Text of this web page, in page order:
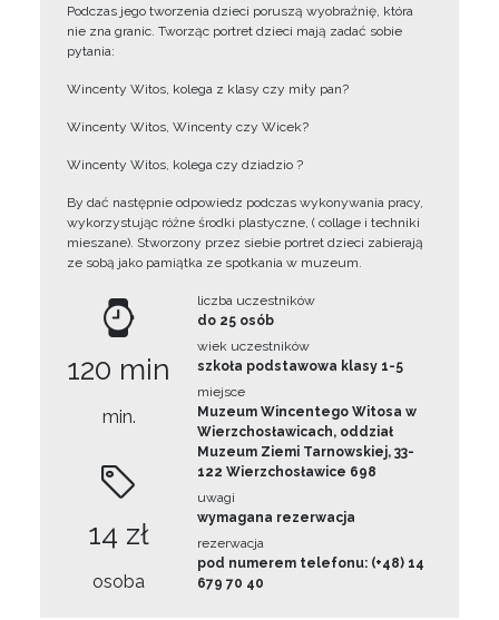
Podczas jego tworzenia dzieci poruszą wyobraźnię, która
nie zna granic. Tworząc portret dzieci mają zadać sobie
pytania:
Wincenty Witos, kolega z klasy czy miły pan?
Wincenty Witos, Wincenty czy Wicek?
Wincenty Witos, kolega czy dziadzio ?
By dać następnie odpowiedz podczas wykonywania pracy,
wykorzystując różne środki plastyczne, ( collage i techniki
mieszane). Stworzony przez siebie portret dzieci zabierają
ze sobą jako pamiątka ze spotkania w muzeum.
120 min
min.
14 zł
osoba
liczba uczestników
do 25 osób
wiek uczestników
szkoła podstawowa klasy 1-5
miejsce
Muzeum Wincentego Witosa w
Wierzchosławicach, oddział
Muzeum Ziemi Tarnowskiej, 33-
122 Wierzchosławice 698
uwagi
wymagana rezerwacja
rezerwacja
pod numerem telefonu: (+48) 14
679 70 40